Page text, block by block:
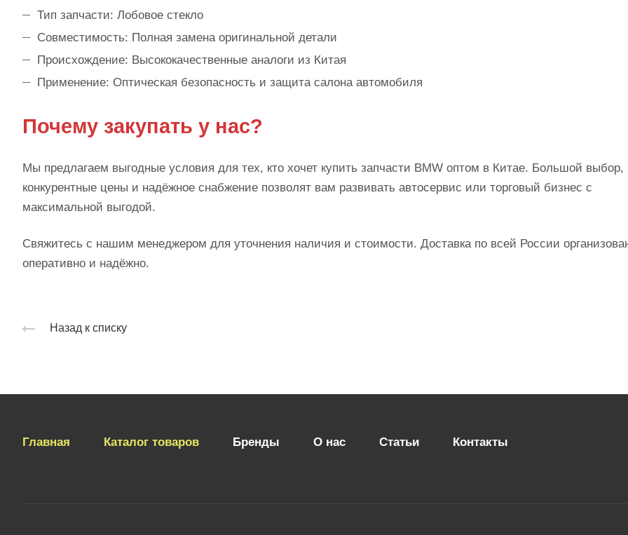
Тип запчасти: Лобовое стекло
Совместимость: Полная замена оригинальной детали
Происхождение: Высококачественные аналоги из Китая
Применение: Оптическая безопасность и защита салона автомобиля
Почему закупать у нас?
Мы предлагаем выгодные условия для тех, кто хочет купить запчасти BMW оптом в Китае. Большой выбор,
конкурентные цены и надёжное снабжение позволят вам развивать автосервис или торговый бизнес с
максимальной выгодой.
Свяжитесь с нашим менеджером для уточнения наличия и стоимости. Доставка по всей России
оперативно и надёжно.
Назад к списку
Главная Каталог товаров Бренды О нас Статьи Контакты